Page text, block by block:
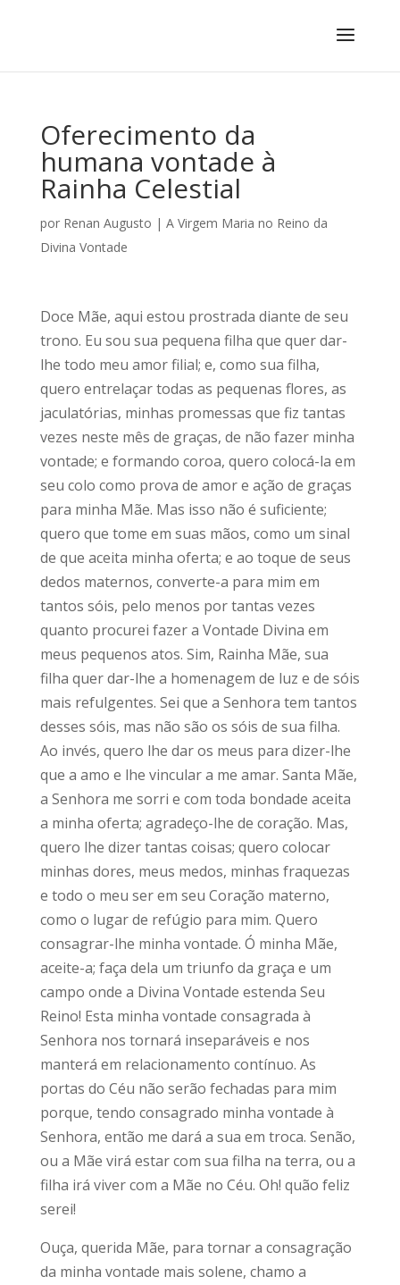
Oferecimento da
humana vontade à
Rainha Celestial
por Renan Augusto | A Virgem Maria no Reino da
Divina Vontade
Doce Mãe, aqui estou prostrada diante de seu
trono. Eu sou sua pequena filha que quer dar-
lhe todo meu amor filial; e, como sua filha,
quero entrelaçar todas as pequenas flores, as
jaculatórias, minhas promessas que fiz tantas
vezes neste mês de graças, de não fazer minha
vontade; e formando coroa, quero colocá-la em
seu colo como prova de amor e ação de graças
para minha Mãe. Mas isso não é suficiente;
quero que tome em suas mãos, como um sinal
de que aceita minha oferta; e ao toque de seus
dedos maternos, converte-a para mim em
tantos sóis, pelo menos por tantas vezes
quanto procurei fazer a Vontade Divina em
meus pequenos atos. Sim, Rainha Mãe, sua
filha quer dar-lhe a homenagem de luz e de sóis
mais refulgentes. Sei que a Senhora tem tantos
desses sóis, mas não são os sóis de sua filha.
Ao invés, quero lhe dar os meus para dizer-lhe
que a amo e lhe vincular a me amar. Santa Mãe,
a Senhora me sorri e com toda bondade aceita
a minha oferta; agradeço-lhe de coração. Mas,
quero lhe dizer tantas coisas; quero colocar
minhas dores, meus medos, minhas fraquezas
e todo o meu ser em seu Coração materno,
como o lugar de refúgio para mim. Quero
consagrar-lhe minha vontade. Ó minha Mãe,
aceite-a; faça dela um triunfo da graça e um
campo onde a Divina Vontade estenda Seu
Reino! Esta minha vontade consagrada à
Senhora nos tornará inseparáveis e nos
manterá em relacionamento contínuo. As
portas do Céu não serão fechadas para mim
porque, tendo consagrado minha vontade à
Senhora, então me dará a sua em troca. Senão,
ou a Mãe virá estar com sua filha na terra, ou a
filha irá viver com a Mãe no Céu. Oh! quão feliz
serei!
Ouça, querida Mãe, para tornar a consagração
da minha vontade mais solene, chamo a